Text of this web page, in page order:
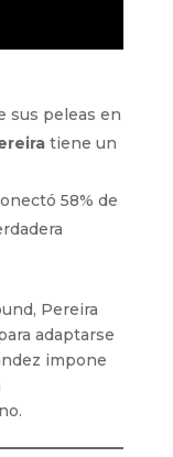
sus peleas en
tiene un
58% de
Pereira
adaptarse
impone